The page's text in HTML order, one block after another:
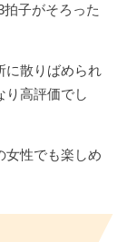
子がそろった
に散りばめられ
り高評価でし
女性でも楽しめ